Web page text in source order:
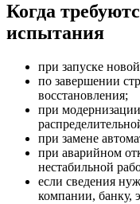
Когда
испытания
при запуске
по завершении
восстановления;
при
при замене
при аварийном
нестабильной
если сведения
компании, банку,